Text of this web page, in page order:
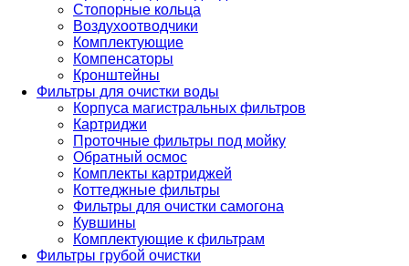
Стопорные кольца
Воздухоотводчики
Комплектующие
Компенсаторы
Кронштейны
Фильтры для очистки воды
Корпуса магистральных фильтров
Картриджи
Проточные фильтры под мойку
Обратный осмос
Комплекты картриджей
Коттеджные фильтры
Фильтры для очистки самогона
Кувшины
Комплектующие к фильтрам
Фильтры грубой очистки